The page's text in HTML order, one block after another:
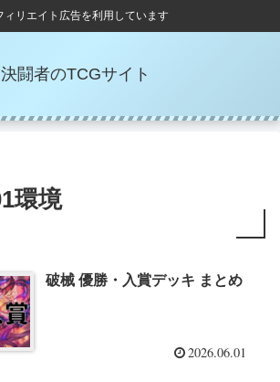
ィリエイト広告を利用しています
決闘者のTCGサイト
環境
破械 優勝・入賞デッキ まとめ
2026.06.01